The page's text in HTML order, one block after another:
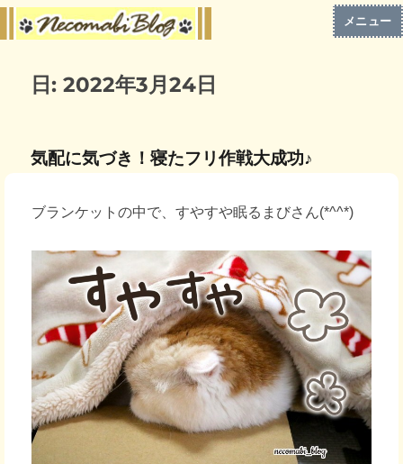
メニュー
日:2022年3月24日
気配に気づき！寝たフリ作戦大成功♪
ブランケットの中で、すやすや眠るまびさん(*^^*)